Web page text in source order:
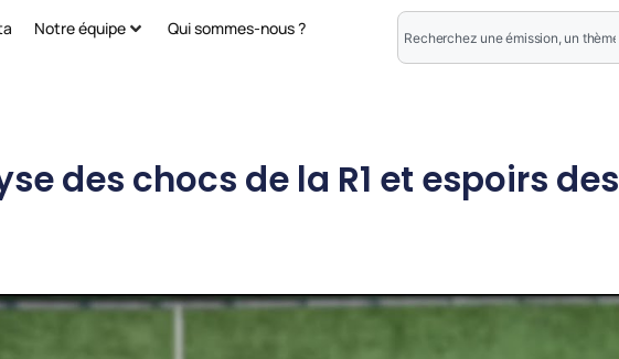
Notre équipe
Qui sommes-nous ?
des chocs de la R1 et espoirs des